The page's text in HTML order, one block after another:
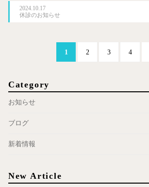
2024.10.17
休診のお知らせ
1 2 3 4
Category
お知らせ
ブログ
新着情報
New Article